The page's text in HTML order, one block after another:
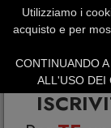
Utilizziamo i
acquisto e per
CONTINUANDO
ALL'USO DEI